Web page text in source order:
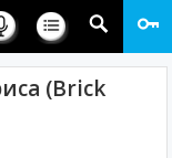
(Brick